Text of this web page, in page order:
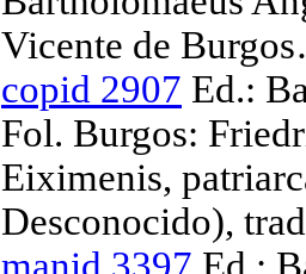
Vicente de
copid 2907 Ed.:
Fol. Burgos:
Eiximenis,
Desconocido),